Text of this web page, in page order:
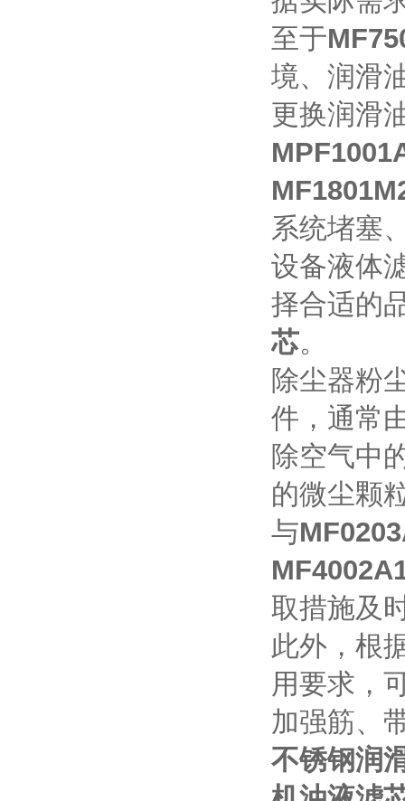
至于
境、润滑
更换润滑
系统堵塞
设备液体
择合适的
芯。
除尘器粉
件，通常
除空气中
的微尘颗
与
取措施及
此外，根
用要求，
加强筋、
不锈钢润